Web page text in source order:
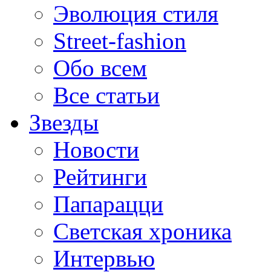
Эволюция стиля
Street-fashion
Обо всем
Все статьи
Звезды
Новости
Рейтинги
Папарацци
Светская хроника
Интервью